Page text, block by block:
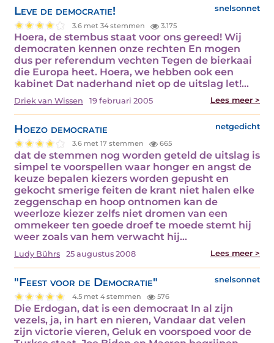
Leve de democratie! snelsonnet
3.6 met 34 stemmen 3.175
Hoera, de stembus staat voor ons gereed! Wij
democraten kennen onze rechten En mogen
dus per referendum vechten Tegen de bierkaai
die Europa heet. Hoera, we hebben ook een
kabinet Dat naderhand niet op de uitslag let!…
Driek van Wissen 19 februari 2005 Lees meer >
Hoezo democratie netgedicht
3.6 met 17 stemmen 665
dat de stemmen nog worden geteld de uitslag is
simpel te voorspellen waar honger en angst de
keuze bepalen kiezers worden gepusht en
gekocht smerige feiten de krant niet halen elke
zeggenschap en hoop ontnomen kan de
weerloze kiezer zelfs niet dromen van een
ommekeer ten goede droef te moede stemt hij
weer zoals van hem verwacht hij…
Ludy Bührs 25 augustus 2008 Lees meer >
"Feest voor de Democratie" snelsonnet
4.5 met 4 stemmen 576
Die Erdogan, dat is een democraat In al zijn
vezels, ja, in hart en nieren, Vandaar dat velen
zijn victorie vieren, Geluk en voorspoed voor de